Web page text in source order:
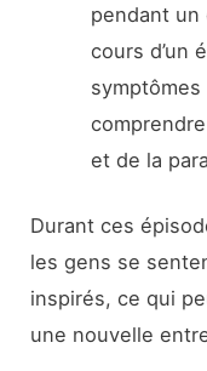
pendant un
cours d’un
et de la
Durant ces
les gens se
inspirés, ce qui
une nouvelle